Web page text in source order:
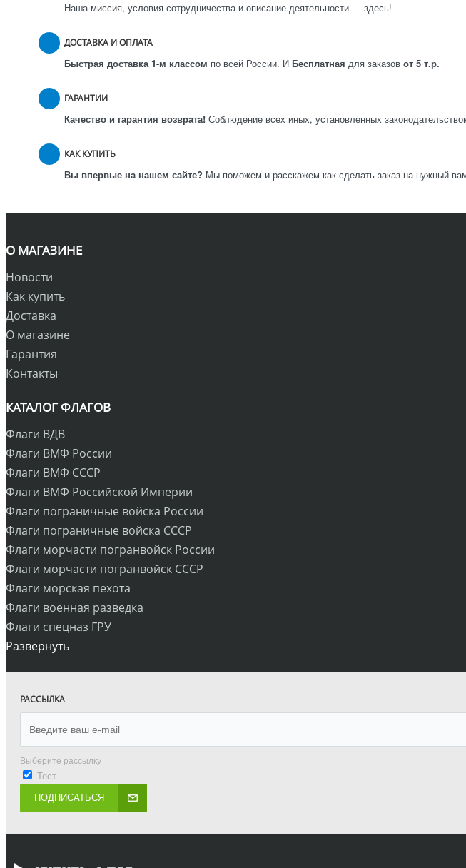
Наша миссия, условия сотрудничества и описание деятельности — здесь!
ДОСТАВКА И ОПЛАТА
Быстрая доставка 1-м классом по всей России. И Бесплатная для заказов от 5 т.р.
ГАРАНТИИ
Качество и гарантия возврата! Соблюдение всех иных, установленных
КАК КУПИТЬ
Вы впервые на нашем сайте? Мы поможем и расскажем как сделать заказ на нужный
О МАГАЗИНЕ
Новости
Как купить
Доставка
О магазине
Гарантия
Контакты
КАТАЛОГ ФЛАГОВ
Флаги ВДВ
Флаги ВМФ России
Флаги ВМФ СССР
Флаги ВМФ Российской Империи
Флаги пограничные войска России
Флаги пограничные войска СССР
Флаги морчасти погранвойск России
Флаги морчасти погранвойск СССР
Флаги морская пехота
Флаги военная разведка
Флаги спецназ ГРУ
Развернуть
РАССЫЛКА
Выберите рассылку
Тест
ПОДПИСАТЬСЯ